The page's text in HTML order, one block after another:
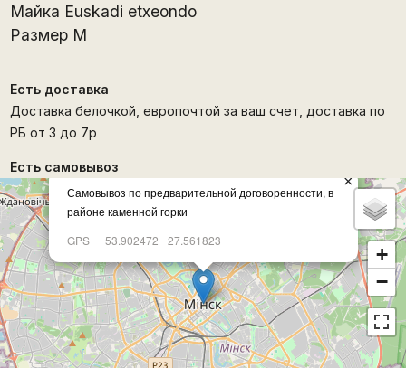
Майка Euskadi etxeondo
Размер М
Есть доставка
Доставка белочкой, европочтой за ваш счет, доставка по
РБ от 3 до 7р
Есть самовывоз
Самовывоз по предварительной договоренности, в
районе каменной горки
GPS
53.902472 27.561823
×
+
−